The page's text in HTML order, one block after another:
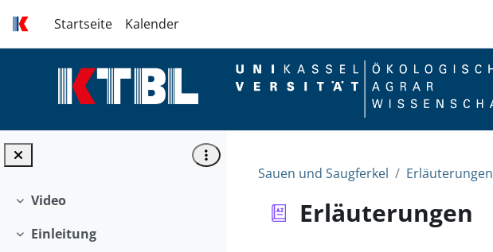
Startseite
Kalender
Einklappen
Video
Einklappen
Einleitung
Sauen und Saugferkel Erläuterungen
Erläuterungen